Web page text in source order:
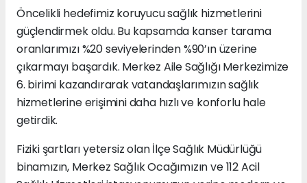
Öncelikli hedefimiz koruyucu sağlık hizmetlerini
güçlendirmek oldu. Bu kapsamda kanser tarama
oranlarımızı %20 seviyelerinden %90’ın üzerine
çıkarmayı başardık. Merkez Aile Sağlığı Merkezimize
6. birimi kazandırarak vatandaşlarımızın sağlık
hizmetlerine erişimini daha hızlı ve konforlu hale
getirdik.
Fiziki şartları yetersiz olan İlçe Sağlık Müdürlüğü
binamızın, Merkez Sağlık Ocağımızın ve 112 Acil